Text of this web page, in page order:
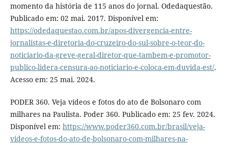
momento da história de 115 anos do jornal. Odedaquestão.
Publicado em: 02 mai. 2017. Disponível em:
https://odedaquestao.com.br/apos-divergencia-entre-
jornalistas-e-diretoria-do-cruzeiro-do-sul-sobre-o-teor-do-
noticiario-da-greve-geral-diretor-que-tambem-e-promotor-
publico-lidera-censura-ao-noticiario-e-coloca-em-duvida-est/.
Acesso em: 25 mai. 2024.
PODER 360. Veja vídeos e fotos do ato de Bolsonaro com
milhares na Paulista. Poder 360. Publicado em: 25 fev. 2024.
Disponível em: https://www.poder360.com.br/brasil/veja-
videos-e-fotos-do-ato-de-bolsonaro-com-milhares-na-